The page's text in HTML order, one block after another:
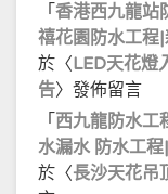
「 香港西九龍站
禧花園防水工程
於〈LED天花燈
告〉發佈留言
「 西九龍防水工
水漏水 防水工
於〈長沙天花吊